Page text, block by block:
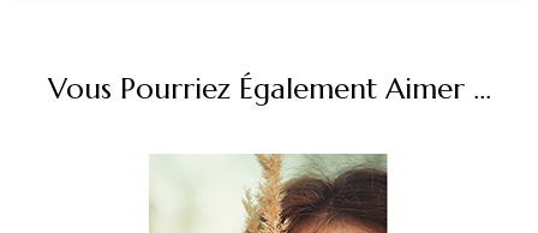
Vous Pourriez Également Aimer ...